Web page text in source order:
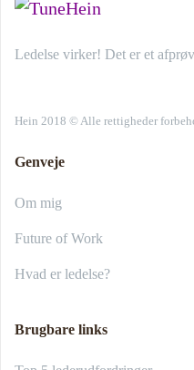
Ledelse virker! Det er et
Hein 2018 © Alle rettigheder
Genveje
Om mig
Future of Work
Hvad er ledelse?
Brugbare links